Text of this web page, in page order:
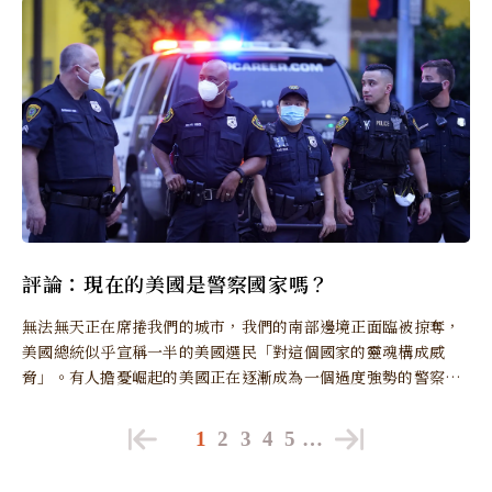
評論：現在的美國是警察國家嗎？
無法無天正在席捲我們的城市，我們的南部邊境正面臨被掠奪，
美國總統似乎宣稱一半的美國選民「對這個國家的靈魂構成威
脅」。有人擔憂崛起的美國正在逐漸成為一個過度強勢的警察國
1 2 3 4 5 …